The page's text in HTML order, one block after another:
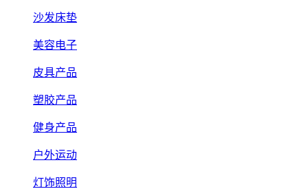
沙发床垫
美容电子
皮具产品
塑胶产品
健身产品
户外运动
灯饰照明